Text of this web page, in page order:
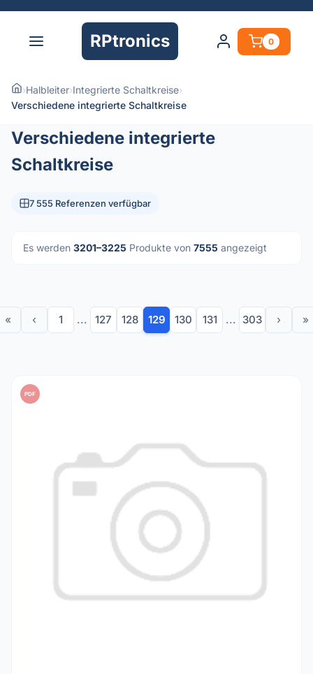
RPtronics 0
›Halbleiter›Integrierte Schaltkreise›
Verschiedene integrierte Schaltkreise
Verschiedene integrierte
Schaltkreise
7 555 Referenzen verfügbar
Es werden 3201–3225 Produkte von 7555 angezeigt
« ‹ 1 ... 127 128 129 130 131 ... 303 › »
PDF